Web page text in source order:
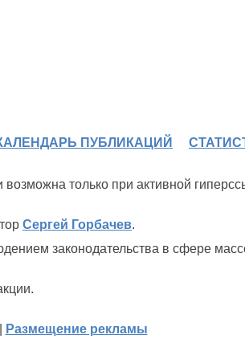
ПУБЛИКАЦИЙ
только при активной
Сергей Горбачев.
законодательства в сфере
Размещение рекламы